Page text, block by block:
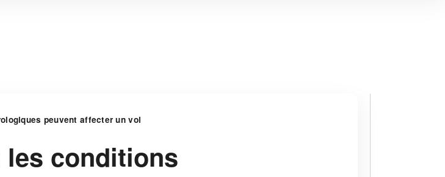
peuvent affecter un vol
les conditions